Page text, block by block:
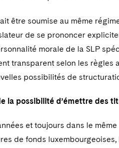
être soumise au même
de se prononcer
morale de la SLP
transparent selon les règles
possibilités de
la possibilité d’émettre des
et toujours dans le
de fonds